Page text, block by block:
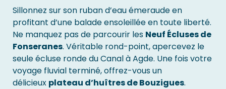
Sillonnez sur son ruban d’eau émeraude en
profitant d’une balade ensoleillée en toute liberté.
Ne manquez pas de parcourir les Neuf Écluses de
Fonseranes. Véritable rond-point, apercevez le
seule écluse ronde du Canal à Agde. Une fois votre
voyage fluvial terminé, offrez-vous un
délicieux plateau d’huîtres de Bouzigues.